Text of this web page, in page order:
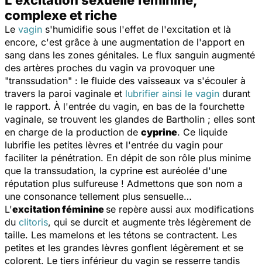
complexe et riche
Le vagin s'humidifie sous l'effet de l'excitation et là
encore, c'est grâce à une augmentation de l'apport en
sang dans les zones génitales. Le flux sanguin augmenté
des artères proches du vagin va provoquer une
"transsudation" : le fluide des vaisseaux va s'écouler à
travers la paroi vaginale et lubrifier ainsi le vagin durant
le rapport. À l'entrée du vagin, en bas de la fourchette
vaginale, se trouvent les glandes de Bartholin ; elles sont
en charge de la production de cyprine. Ce liquide
lubrifie les petites lèvres et l'entrée du vagin pour
faciliter la pénétration. En dépit de son rôle plus minime
que la transsudation, la cyprine est auréolée d'une
réputation plus sulfureuse ! Admettons que son nom a
une consonance tellement plus sensuelle…
L'excitation féminine se repère aussi aux modifications
du clitoris, qui se durcit et augmente très légèrement de
taille. Les mamelons et les tétons se contractent. Les
petites et les grandes lèvres gonflent légèrement et se
colorent. Le tiers inférieur du vagin se resserre tandis